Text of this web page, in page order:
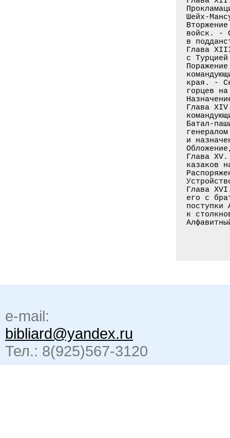
Шейх-
войск. -
в
Глава
с
края. -
горцев
Глава
Батал-
и
Глава
казаков
Глава
его с
поступки
к
e-mail:
bibliard@yandex.ru
Тел.: 8(925)567-3120